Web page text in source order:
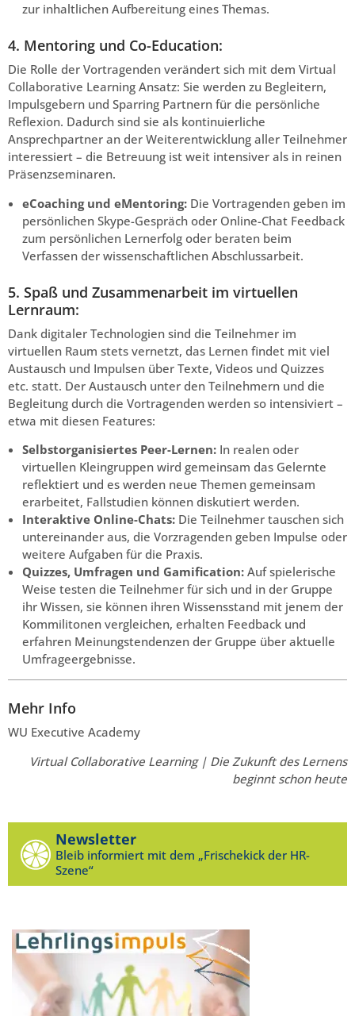
zur inhaltlichen Aufbereitung eines Themas.
4. Mentoring und Co-Education:
Die Rolle der Vortragenden verändert sich mit dem Virtual
Collaborative Learning Ansatz: Sie werden zu Begleitern,
Impulsgebern und Sparring Partnern für die persönliche
Reflexion. Dadurch sind sie als kontinuierliche
Ansprechpartner an der Weiterentwicklung aller Teilnehmer
interessiert – die Betreuung ist weit intensiver als in reinen
Präsenzseminaren.
eCoaching und eMentoring: Die Vortragenden geben im
persönlichen Skype-Gespräch oder Online-Chat Feedback
zum persönlichen Lernerfolg oder beraten beim
Verfassen der wissenschaftlichen Abschlussarbeit.
5. Spaß und Zusammenarbeit im virtuellen
Lernraum:
Dank digitaler Technologien sind die Teilnehmer im
virtuellen Raum stets vernetzt, das Lernen findet mit viel
Austausch und Impulsen über Texte, Videos und Quizzes
etc. statt. Der Austausch unter den Teilnehmern und die
Begleitung durch die Vortragenden werden so intensiviert –
etwa mit diesen Features:
Selbstorganisiertes Peer-Lernen: In realen oder
virtuellen Kleingruppen wird gemeinsam das Gelernte
reflektiert und es werden neue Themen gemeinsam
erarbeitet, Fallstudien können diskutiert werden.
Interaktive Online-Chats: Die Teilnehmer tauschen sich
untereinander aus, die Vorzragenden geben Impulse oder
weitere Aufgaben für die Praxis.
Quizzes, Umfragen und Gamification: Auf spielerische
Weise testen die Teilnehmer für sich und in der Gruppe
ihr Wissen, sie können ihren Wissensstand mit jenem der
Kommilitonen vergleichen, erhalten Feedback und
erfahren Meinungstendenzen der Gruppe über aktuelle
Umfrageergebnisse.
Mehr Info
WU Executive Academy
Virtual Collaborative Learning | Die Zukunft des Lernens
beginnt schon heute
Newsletter
Bleib informiert mit dem „Frischekick der HR-
Szene“